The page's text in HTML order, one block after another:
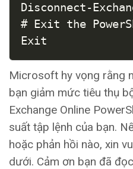
Disconnect-
# Exit the
Exit
Microsoft hy vọng rằng
bạn giảm mức tiêu thụ
Exchange Online
suất tập lệnh của bạn.
hoặc phản hồi nào, xin
dưới. Cảm ơn bạn đã